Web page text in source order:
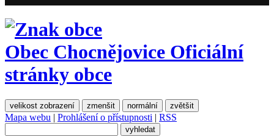
Obec Chocnějovice Oficiální
stránky obce
velikost zobrazení zmenšit normální zvětšit
Mapa webu | Prohlášení o přístupnosti | RSS